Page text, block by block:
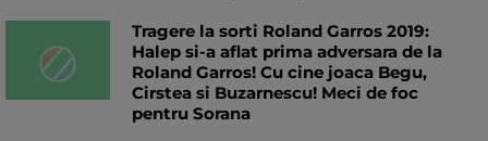
Tragere la sorti Roland Garros 2019:
Halep si-a aflat prima adversara de la
Roland Garros! Cu cine joaca Begu,
Cirstea si Buzarnescu! Meci de foc
pentru Sorana